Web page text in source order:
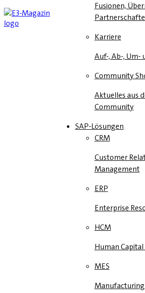
Fusionen,
Karriere
Auf-, Ab-, Um-
Community
Aktuelles aus
Community
SAP-Lösungen
CRM
Customer
Management
ERP
Enterprise
HCM
Human
MES